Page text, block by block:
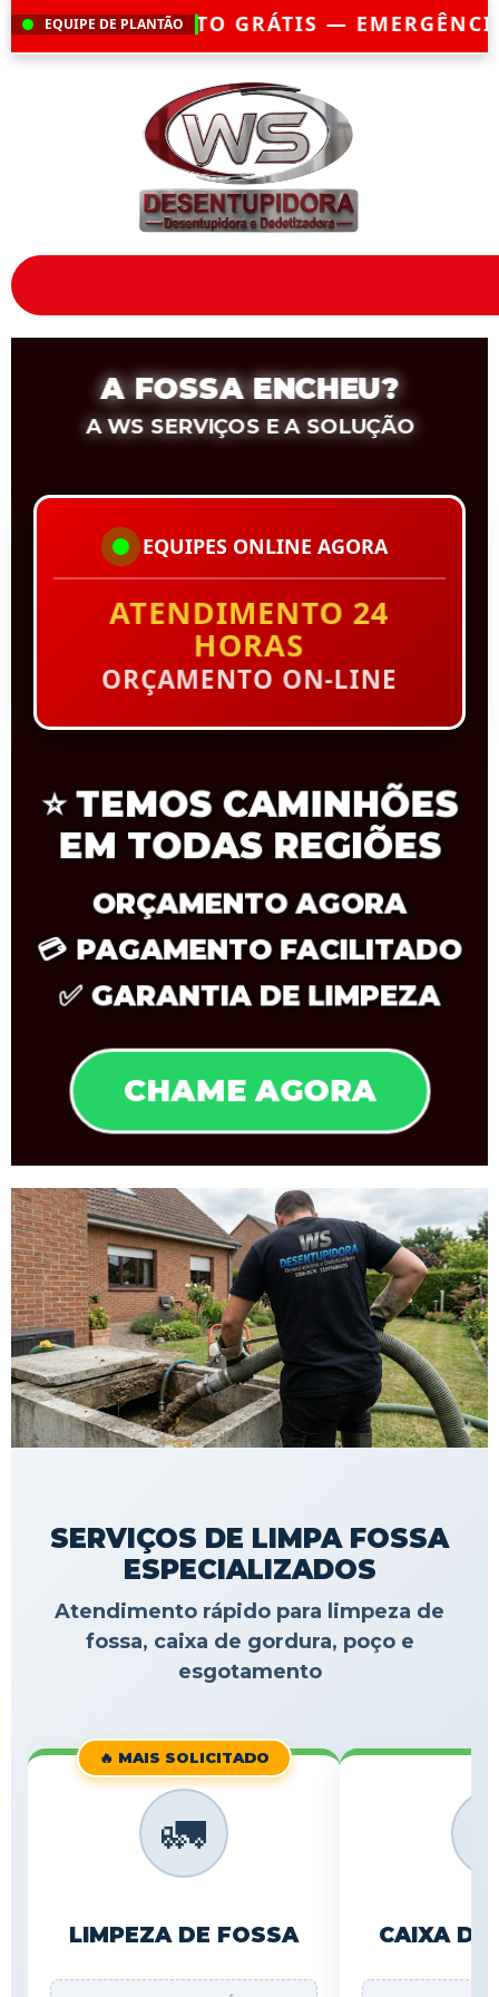
EQUIPE DE PLANTÃO
— EMERGÊNCIA?CHEGAMOS EM ATÉ
A FOSSA ENCHEU?
A WS SERVIÇOS E A SOLUÇÃO
EQUIPES ONLINE AGORA
ATENDIMENTO 24
HORAS
ORÇAMENTO ON-LINE
⭐ TEMOS CAMINHÕES
EM TODAS REGIÕES
ORÇAMENTO AGORA
💳 PAGAMENTO FACILITADO
✅ GARANTIA DE LIMPEZA
CHAME AGORA
SERVIÇOS DE LIMPA FOSSA
ESPECIALIZADOS
Atendimento rápido para limpeza de
fossa, caixa de gordura, poço e
esgotamento
🔥 MAIS SOLICITADO
🚛
LIMPEZA DE FOSSA CAIXA DE